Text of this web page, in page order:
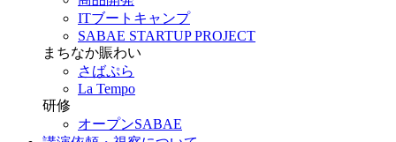
ITブートキャンプ
SABAE STARTUP PROJECT
まちなか賑わい
さばぷら
La Tempo
研修
オープンSABAE